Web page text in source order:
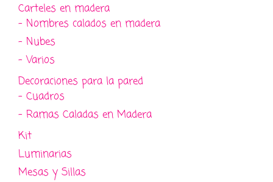
Carteles en madera
- Nombres calados en madera
- Nubes
- Varios
Decoraciones para la pared
- Cuadros
- Ramas Caladas en Madera
Kit
Luminarias
Mesas y Sillas